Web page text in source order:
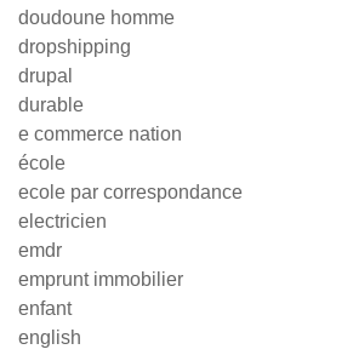
doudoune homme
dropshipping
drupal
durable
e commerce nation
école
ecole par correspondance
electricien
emdr
emprunt immobilier
enfant
english